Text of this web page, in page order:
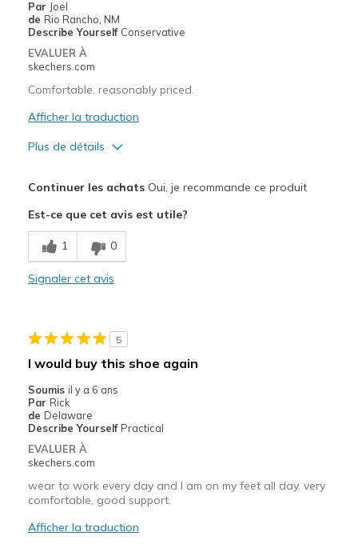
Sizing
Par Joel
de Rio Rancho, NM
Describe Yourself Conservative
EVALUER À
skechers.com
Comfortable. reasonably priced.
Afficher la traduction
Plus de détails
Width
Sizing
View On Shoes
Continuer les achatsOui, je recommande ce produit
Est-ce que cet avis est utile?
1 0
Signaler cet avis
5
I would buy this shoe again
Soumis il y a 6 ans
Par Rick
de Delaware
Describe Yourself Practical
EVALUER À
skechers.com
wear to work every day and I am on my feet all day. very
comfortable, good support.
Afficher la traduction